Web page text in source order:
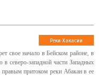
Реки Хакасии
свое начало в Бейском районе, в
северо-западной части Западных
притоком реки Абакан в ее